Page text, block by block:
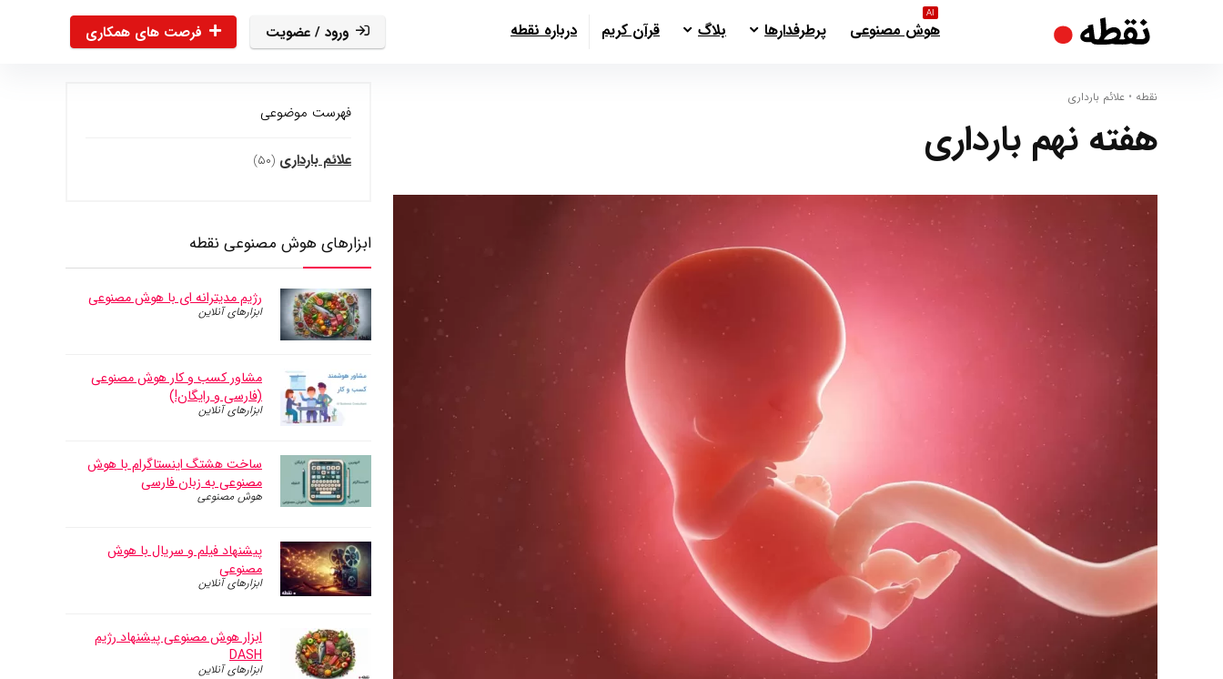
هوش مصنوعی
AI
پرطرفدارها بلاگ قرآن کریم درباره نقطه ورود / عضویت فرصت های همکاری
نقطه • علائم بارداری
هفته نهم بارداری فهرست موضوعی
علائم بارداری (۵۰)
ابزارهای هوش مصنوعی نقطه
رژیم مدیترانه ای با هوش مصنوعی
ابزارهای آنلاین
مشاور کسب و کار‌ هوش مصنوعی
(فارسی و رایگان!)
ابزارهای آنلاین
ساخت هشتگ اینستاگرام با هوش
مصنوعی به زبان فارسی
هوش مصنوعی
پیشنهاد فیلم و سریال با هوش
مصنوعی
ابزارهای آنلاین
ابزار هوش مصنوعی پیشنهاد رژیم
DASH
ابزارهای آنلاین